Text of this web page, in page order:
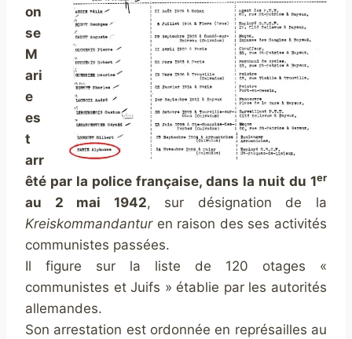
on
se
M
ari
e
es
t
arr
êté par la police française, dans la nuit du 1er
au 2 mai 1942, sur désignation de la
Kreiskommandanturen raison des ses activités
communistes passées.
Il figure sur la liste de 120 otages «
communistes et Juifs » établie par les autorités
allemandes.
Son arrestation est ordonnée en représailles au